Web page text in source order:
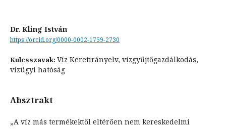
Dr. Kling István
https://orcid.org/0000-0002-1759-2730
Kulcsszavak: Víz Keretirányelv, vízgyűjtőgazdálkodás,
vízügyi hatóság
Absztrakt
„A víz más termékektől eltérően nem kereskedelmi